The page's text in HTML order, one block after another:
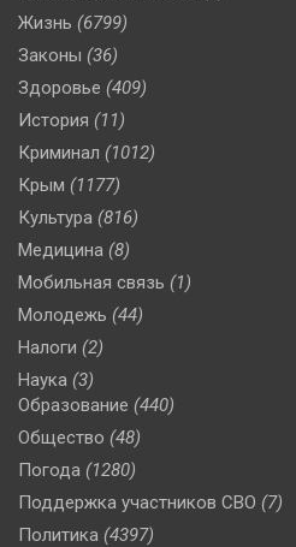
Жизнь (6799)
Законы (36)
Здоровье (409)
История (11)
Криминал (1012)
Крым (1177)
Культура (816)
Медицина (8)
Мобильная связь (1)
Молодежь (44)
Налоги (2)
Наука (3)
Образование (440)
Общество (48)
Погода (1280)
Поддержка участников СВО (7)
Политика (4397)